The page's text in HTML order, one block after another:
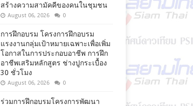
สร้างความสามัคคีของคนในชุมชน
August 06, 2026 0
การฝึกอบรม โครงการฝึกอบรม
แรงงานกลุ่มเป้าหมายเฉพาะเพื่อเพิ่ม
โอกาสในการประกอบอาชีพ การฝึก
อาชีพเสริมหลักสูตร ช่างปูกระเบื้อง
30 ชั่วโมง
August 06, 2026 0
ร่วมการฝึกอบรมโครงการพัฒนา